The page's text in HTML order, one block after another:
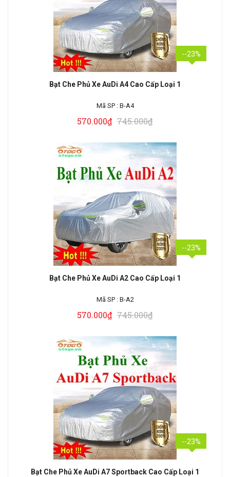
--23%
Bạt Che Phủ Xe AuDi A4 Cao Cấp Loại 1
Mã SP : B-A4
570.000₫ 745.000₫
--23%
Bạt Che Phủ Xe AuDi A2 Cao Cấp Loại 1
Mã SP : B-A2
570.000₫ 745.000₫
--23%
Bạt Che Phủ Xe AuDi A7 Sportback Cao Cấp Loại 1